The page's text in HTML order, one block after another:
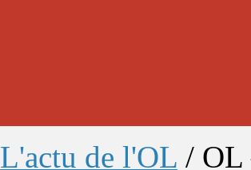
L'actu de l'OL / OL